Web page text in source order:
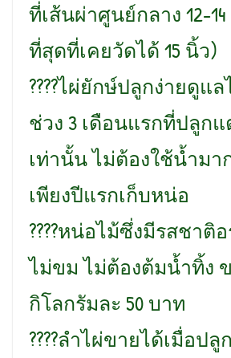
ที่เส้นผ่าศูนย์กลาง 12-
ที่สุดที่เคยวัดได้ 15 นิ้ว)
????ไผ่ยักษ์ปลูกง่ายดูแ
ช่วง 3 เดือนแรกที่ปลูกแ
เท่านั้น ไม่ต้องใช้น้ำมา
เพียงปีแรกเก็บหน่อ
????หน่อไม้ซึ่งมีรสชาติ
ไม่ขม ไม่ต้องต้มน้ำทิ้ง
กิโลกรัมละ 50 บาท
????ลำไผ่ขายได้เมื่อปลู